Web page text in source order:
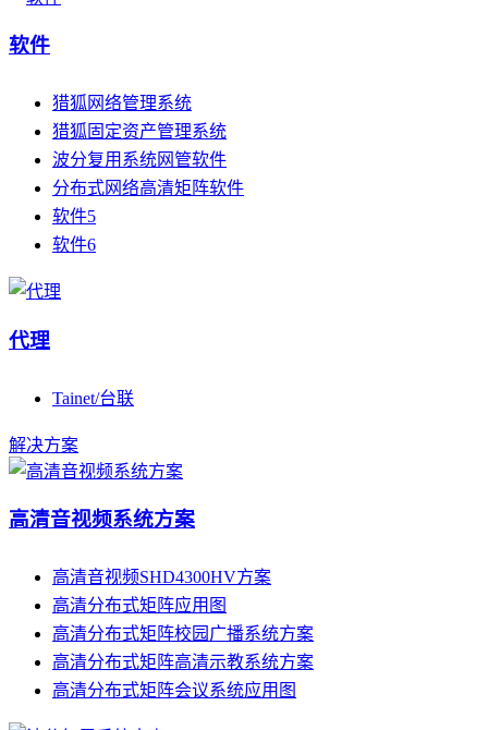
软件
猎狐网络管理系统
猎狐固定资产管理系统
波分复用系统网管软件
分布式网络高清矩阵软件
软件5
软件6
代理
Tainet/台联
解决方案
高清音视频系统方案
高清音视频SHD4300HV方案
高清分布式矩阵应用图
高清分布式矩阵校园广播系统方案
高清分布式矩阵高清示教系统方案
高清分布式矩阵会议系统应用图